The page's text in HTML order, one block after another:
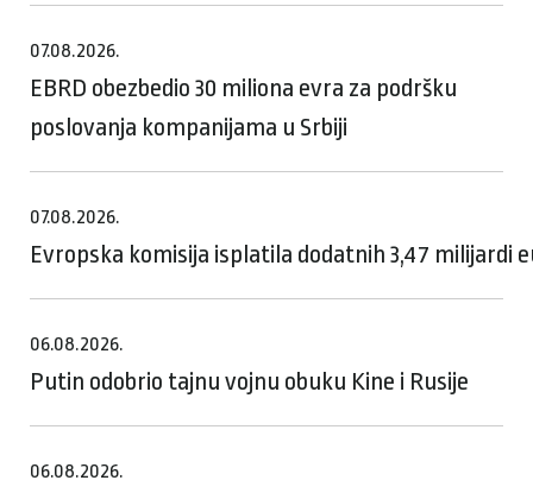
07.08.2026.
EBRD obezbedio 30 miliona evra za podršku
poslovanja kompanijama u Srbiji
07.08.2026.
Evropska komisija isplatila dodatnih 3,47 milijardi
06.08.2026.
Putin odobrio tajnu vojnu obuku Kine i Rusije
06.08.2026.